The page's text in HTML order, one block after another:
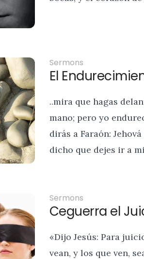
Sermons
El
..mira que hagas
mano; pero yo
dirás a Faraón:
dicho que dejes ir a
Sermons
Ceguerra el
«Dijo Jesús: Para
vean, y los que ven,